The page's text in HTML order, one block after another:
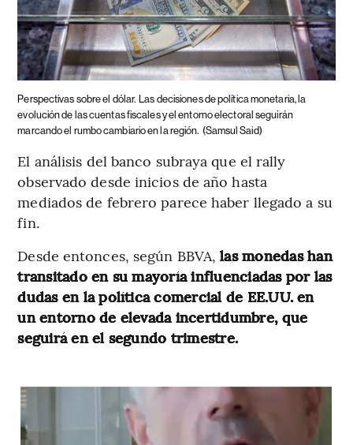
Perspectivas sobre el dólar. Las decisiones de política monetaria, la
evolución de las cuentas fiscales y el entorno electoral seguirán
marcando el rumbo cambiario en la región. (Samsul Said)
El análisis del banco subraya que el rally
observado desde inicios de año hasta
mediados de febrero parece haber llegado a su
fin.
Desde entonces, según BBVA,las monedas han
transitado en su mayoría influenciadas por las
dudas en la política comercial de EE.UU. en
un entorno de elevada incertidumbre, que
seguirá en el segundo trimestre.